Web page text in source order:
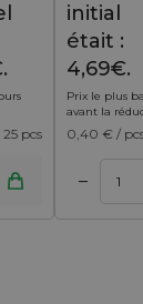
25 pcs
initial
était :
4,69€.
Prix le plus
avant la
0,40 € /
–